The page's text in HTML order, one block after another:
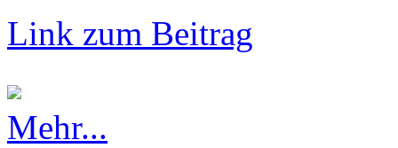
Link zum Beitrag
Mehr...